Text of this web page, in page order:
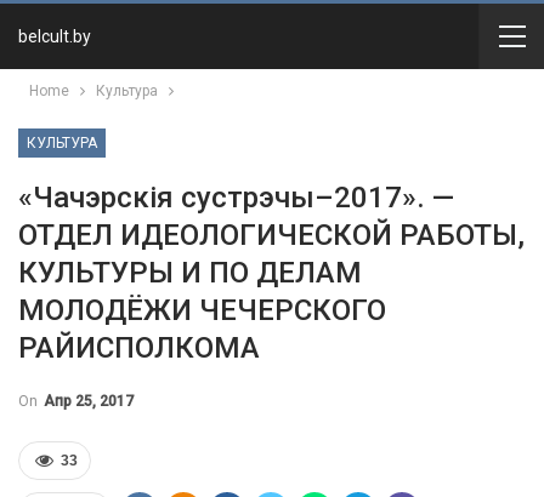
belcult.by
Home Культура
КУЛЬТУРА
«Чачэрскія сустрэчы–2017». —
ОТДЕЛ ИДЕОЛОГИЧЕСКОЙ РАБОТЫ,
КУЛЬТУРЫ И ПО ДЕЛАМ
МОЛОДЁЖИ ЧЕЧЕРСКОГО
РАЙИСПОЛКОМА
On Апр 25, 2017
33